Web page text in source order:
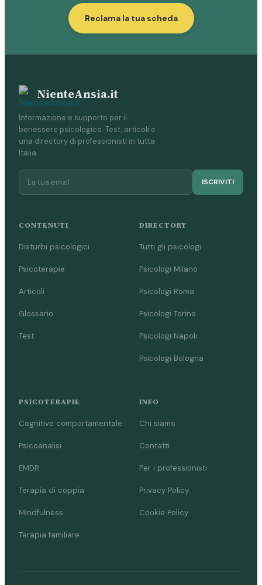
Reclama la tua scheda
NienteAnsia.it
Informazione e supporto per il
benessere psicologico. Test, articoli e
una directory di professionisti in tutta
Italia.
ISCRIVITI
CONTENUTI
Disturbi psicologici
Psicoterapie
Articoli
Glossario
Test
DIRECTORY
Tutti gli psicologi
Psicologi Milano
Psicologi Roma
Psicologi Torino
Psicologi Napoli
Psicologi Bologna
PSICOTERAPIE
Cognitivo comportamentale
Psicoanalisi
EMDR
Terapia di coppia
Mindfulness
Terapia familiare
INFO
Chi siamo
Contatti
Per i professionisti
Privacy Policy
Cookie Policy